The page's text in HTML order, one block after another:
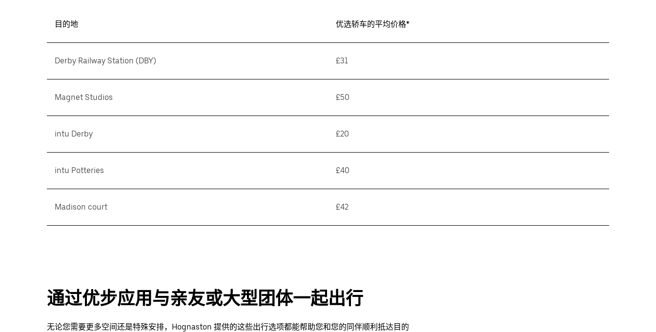
目的地 优选轿车的平均价格*
Derby Railway Station (DBY) £31
Magnet Studios £50
intu Derby £20
intu Potteries £40
Madison court £42
通过优步应用与亲友或大型团体一起出行
无论您需要更多空间还是特殊安排，Hognaston 提供的这些出行选项都能帮助您和您的同伴顺利抵达目的